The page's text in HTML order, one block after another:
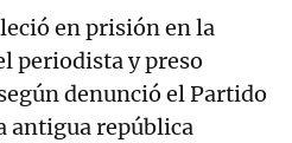
en prisión en la
periodista y preso
denunció el Partido
antigua república